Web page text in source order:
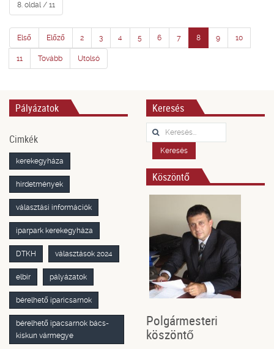
8. oldal / 11
Első Előző 2 3 4 5 6 7 8 9 10
11 Tovább Utolsó
Pályázatok
Cimkék
kerekegyháza
hirdetmények
választási információk
iparpark kerekegyháza
DTKH választások 2024
elbir pályázatok
bérelhető iparicsarnok
bérelhető ipacsarnok bács-
kiskun vármegye
Keresés
Keresés...
Keresés
Köszöntő
Polgármesteri
köszöntő